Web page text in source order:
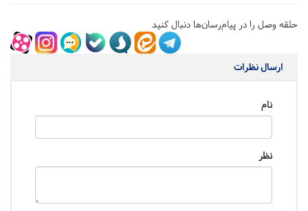
حلقه وصل را در پیام‌رسان‌ها دنبال کنید
ارسال نظرات
نام
نظر